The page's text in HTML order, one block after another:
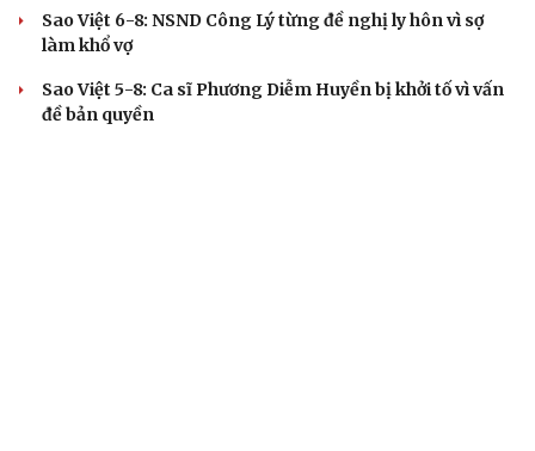
Sao Việt 6-8: NSND Công Lý từng đề nghị ly hôn vì sợ
làm khổ vợ
Sao Việt 5-8: Ca sĩ Phương Diễm Huyền bị khởi tố vì vấn
đề bản quyền